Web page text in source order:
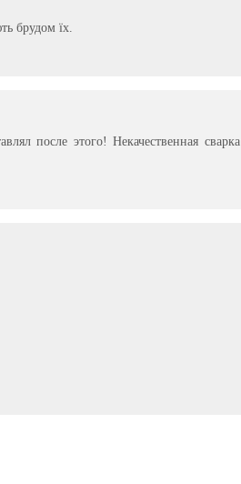
брудом їх.
после этого! Некачественная сварка